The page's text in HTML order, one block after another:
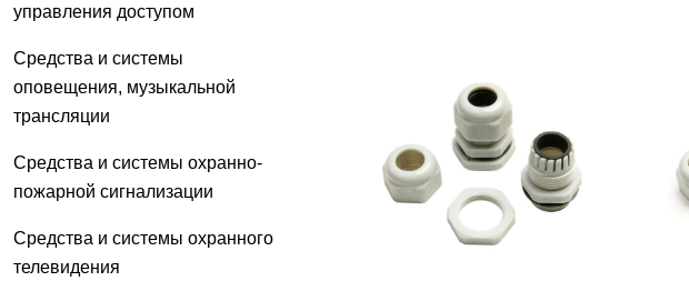
управления доступом
Средства и системы
оповещения, музыкальной
трансляции
Средства и системы охранно-
пожарной сигнализации
Средства и системы охранного
телевидения